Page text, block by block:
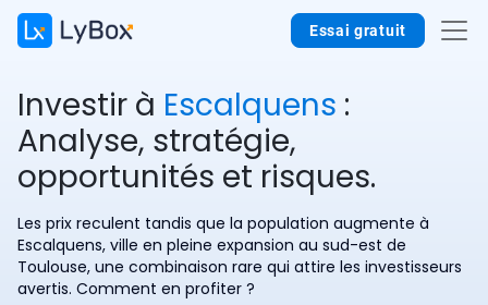
Essai gratuit
Investir à Escalquens :
Analyse, stratégie,
opportunités et risques.
Les prix reculent tandis que la population augmente à
Escalquens, ville en pleine expansion au sud-est de
Toulouse, une combinaison rare qui attire les investisseurs
avertis. Comment en profiter ?